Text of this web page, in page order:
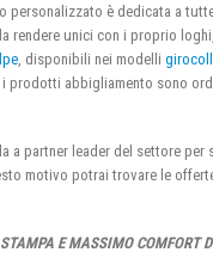
personalizzato è dedicata a
rendere unici con i proprio
, disponibili nei modelli
i prodotti abbigliamento sono
a partner leader del settore
motivo potrai trovare le
E MASSIMO COMFORT